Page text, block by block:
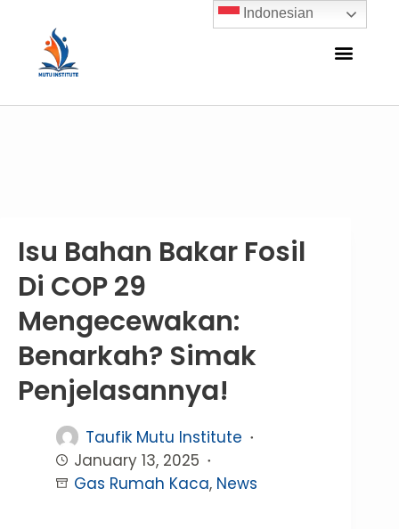
Isu Bahan Bakar Fosil
Di COP 29
Mengecewakan:
Benarkah? Simak
Penjelasannya!
Taufik Mutu Institute
January 13, 2025
Gas Rumah Kaca, News
Indonesian